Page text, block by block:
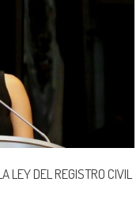
LEY DEL REGISTRO CIVIL